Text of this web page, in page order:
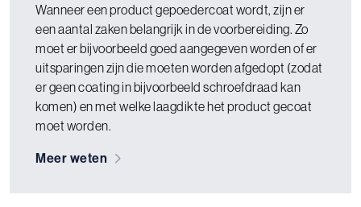
Wanneer een product gepoedercoat wordt, zijn er
een aantal zaken belangrijk in de voorbereiding. Zo
moet er bijvoorbeeld goed aangegeven worden of er
uitsparingen zijn die moeten worden afgedopt (zodat
er geen coating in bijvoorbeeld schroefdraad kan
komen) en met welke laagdikte het product gecoat
moet worden.
Meer weten